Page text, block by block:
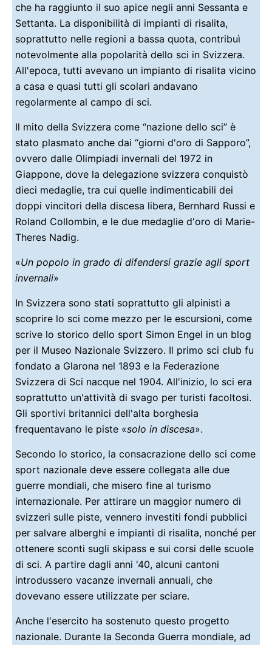
che ha raggiunto il suo apice negli anni Sessanta e
Settanta. La disponibilità di impianti di risalita,
soprattutto nelle regioni a bassa quota, contribuì
notevolmente alla popolarità dello sci in Svizzera.
All'epoca, tutti avevano un impianto di risalita vicino
a casa e quasi tutti gli scolari andavano
regolarmente al campo di sci.
Il mito della Svizzera come “nazione dello sci” è
stato plasmato anche dai “giorni d'oro di Sapporo”,
ovvero dalle Olimpiadi invernali del 1972 in
Giappone, dove la delegazione svizzera conquistò
dieci medaglie, tra cui quelle indimenticabili dei
doppi vincitori della discesa libera, Bernhard Russi e
Roland Collombin, e le due medaglie d'oro di Marie-
Theres Nadig.
«Un popolo in grado di difendersi grazie agli sport
invernali»
In Svizzera sono stati soprattutto gli alpinisti a
scoprire lo sci come mezzo per le escursioni, come
scrive lo storico dello sport Simon Engel in un blog
per il Museo Nazionale Svizzero. Il primo sci club fu
fondato a Glarona nel 1893 e la Federazione
Svizzera di Sci nacque nel 1904. All'inizio, lo sci era
soprattutto un'attività di svago per turisti facoltosi.
Gli sportivi britannici dell'alta borghesia
frequentavano le piste «solo in discesa».
Secondo lo storico, la consacrazione dello sci come
sport nazionale deve essere collegata alle due
guerre mondiali, che misero fine al turismo
internazionale. Per attirare un maggior numero di
svizzeri sulle piste, vennero investiti fondi pubblici
per salvare alberghi e impianti di risalita, nonché per
ottenere sconti sugli skipass e sui corsi delle scuole
di sci. A partire dagli anni '40, alcuni cantoni
introdussero vacanze invernali annuali, che
dovevano essere utilizzate per sciare.
Anche l'esercito ha sostenuto questo progetto
nazionale. Durante la Seconda Guerra mondiale, ad